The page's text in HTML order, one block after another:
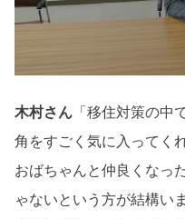
木村さん 「移住対策の中
角をすごく気に入ってく
おばちゃんと仲良くなっ
ゃないという方が結構い